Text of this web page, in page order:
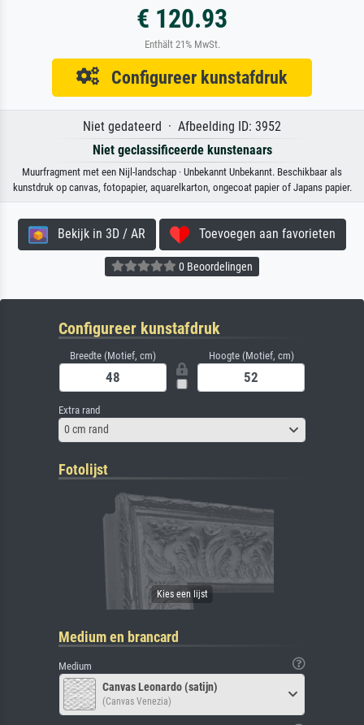
€ 120.93
Enthält 21% MwSt.
Configureer kunstafdruk
Niet gedateerd · Afbeelding ID: 3952
Niet geclassificeerde kunstenaars
Muurfragment met een Nijl-landschap · Unbekannt Unbekannt. Beschikbaar als
kunstdruk op canvas, fotopapier, aquarelkarton, ongecoat papier of Japans papier.
Bekijk in 3D / AR Toevoegen aan favorieten
0 Beoordelingen
Configureer kunstafdruk
Breedte (Motief, cm) Hoogte (Motief, cm)
Extra rand
0 cm rand
Fotolijst
Medium en brancard
Medium
Canvas Leonardo (satijn)
(Canvas Venezia)